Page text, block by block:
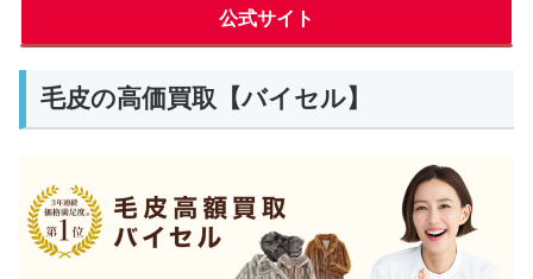
公式サイト
毛皮の高価買取【バイセル】